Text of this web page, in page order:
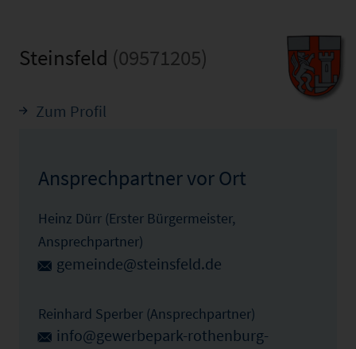
Steinsfeld (09571205)
Zum Profil
Ansprechpartner vor Ort
Heinz Dürr (Erster Bürgermeister,
Ansprechpartner)
gemeinde@steinsfeld.de
Reinhard Sperber (Ansprechpartner)
info@gewerbepark-rothenburg-